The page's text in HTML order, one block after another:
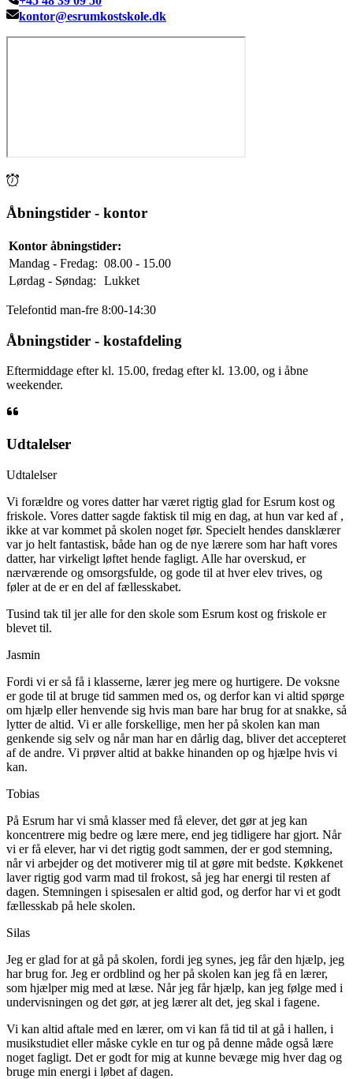
kontor@esrumkostskole.dk
Åbningstider - kontor
Kontor åbningstider:
Mandag - Fredag: 08.00 - 15.00
Lørdag - Søndag:
Lukket
Telefontid man-fre 8:00-14:30
Åbningstider - kostafdeling
Eftermiddage efter kl. 15.00, fredag efter kl. 13.00, og i åbne
weekender.
Udtalelser
Udtalelser
Vi forældre og vores datter har været rigtig glad for Esrum kost og
friskole. Vores datter sagde faktisk til mig en dag, at hun var ked af ,
ikke at var kommet på skolen noget før. Specielt hendes dansklærer
var jo helt fantastisk, både han og de nye lærere som har haft vores
datter, har virkeligt løftet hende fagligt. Alle har overskud, er
nærværende og omsorgsfulde, og gode til at hver elev trives, og
føler at de er en del af fællesskabet.
Tusind tak til jer alle for den skole som Esrum kost og friskole er
blevet til.
Jasmin
Fordi vi er så få i klasserne, lærer jeg mere og hurtigere. De voksne
er gode til at bruge tid sammen med os, og derfor kan vi altid spørge
om hjælp eller henvende sig hvis man bare har brug for at snakke, så
lytter de altid. Vi er alle forskellige, men her på skolen kan man
genkende sig selv og når man har en dårlig dag, bliver det accepteret
af de andre. Vi prøver altid at bakke hinanden op og hjælpe hvis vi
kan.
Tobias
På Esrum har vi små klasser med få elever, det gør at jeg kan
koncentrere mig bedre og lære mere, end jeg tidligere har gjort. Når
vi er få elever, har vi det rigtig godt sammen, der er god stemning,
når vi arbejder og det motiverer mig til at gøre mit bedste. Køkkenet
laver rigtig god varm mad til frokost, så jeg har energi til resten af
dagen. Stemningen i spisesalen er altid god, og derfor har vi et godt
fællesskab på hele skolen.
Silas
Jeg er glad for at gå på skolen, fordi jeg synes, jeg får den hjælp, jeg
har brug for. Jeg er ordblind og her på skolen kan jeg få en lærer,
som hjælper mig med at læse. Når jeg får hjælp, kan jeg følge med i
undervisningen og det gør, at jeg lærer alt det, jeg skal i fagene.
Vi kan altid aftale med en lærer, om vi kan få tid til at gå i hallen, i
musikstudiet eller måske cykle en tur og på denne måde også lære
noget fagligt. Det er godt for mig at kunne bevæge mig hver dag og
bruge min energi i løbet af dagen.